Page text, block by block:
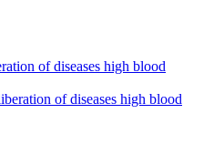
of diseases high blood
of diseases high blood